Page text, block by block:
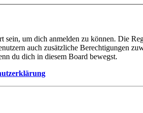
sein, um dich anmelden zu können. Die
auch zusätzliche Berechtigungen
du dich in diesem Board bewegst.